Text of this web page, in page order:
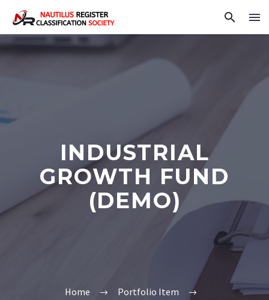
INDUSTRIAL
GROWTH FUND
(DEMO)
Home
Portfolio Item